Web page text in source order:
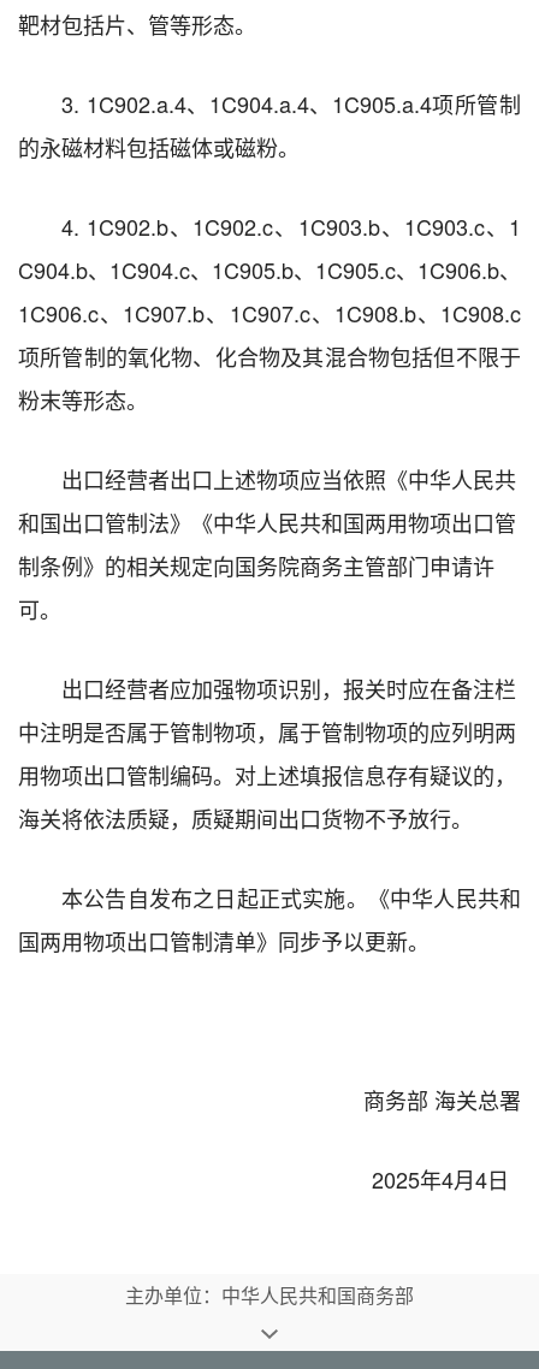
靶材包括片、管等形态。
3. 1C902.a.4、1C904.a.4、1C905.a.4项所管制
的永磁材料包括磁体或磁粉。
4. 1C902.b、1C902.c、1C903.b、1C903.c、1
C904.b、1C904.c、1C905.b、1C905.c、1C906.b、
1C906.c、1C907.b、1C907.c、1C908.b、1C908.c
项所管制的氧化物、化合物及其混合物包括但不限于
粉末等形态。
出口经营者出口上述物项应当依照《中华人民共
和国出口管制法》《中华人民共和国两用物项出口管
制条例》的相关规定向国务院商务主管部门申请许
可。
出口经营者应加强物项识别，报关时应在备注栏
中注明是否属于管制物项，属于管制物项的应列明两
用物项出口管制编码。对上述填报信息存有疑议的，
海关将依法质疑，质疑期间出口货物不予放行。
本公告自发布之日起正式实施。《中华人民共和
国两用物项出口管制清单》同步予以更新。
商务部 海关总署
2025年4月4日
主办单位：中华人民共和国商务部